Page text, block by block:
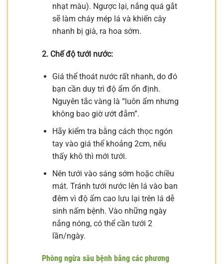
nhạt màu). Ngược lại, nắng quá gắt
sẽ làm cháy mép lá và khiến cây
nhanh bị già, ra hoa sớm.
2. Chế độ tưới nước:
Giá thể thoát nước rất nhanh, do đó
bạn cần duy trì độ ẩm ổn định.
Nguyên tắc vàng là “luôn ẩm nhưng
không bao giờ ướt đẫm”.
Hãy kiểm tra bằng cách thọc ngón
tay vào giá thể khoảng 2cm, nếu
thấy khô thì mới tưới.
Nên tưới vào sáng sớm hoặc chiều
mát. Tránh tưới nước lên lá vào ban
đêm vì độ ẩm cao lưu lại trên lá dễ
sinh nấm bệnh. Vào những ngày
nắng nóng, có thể cần tưới 2
lần/ngày.
Phòng ngừa sâu bệnh bằng các phương